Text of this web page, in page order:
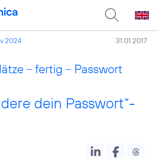
2024 31.01.2017
– fertig – Passwort
dein Passwort“-